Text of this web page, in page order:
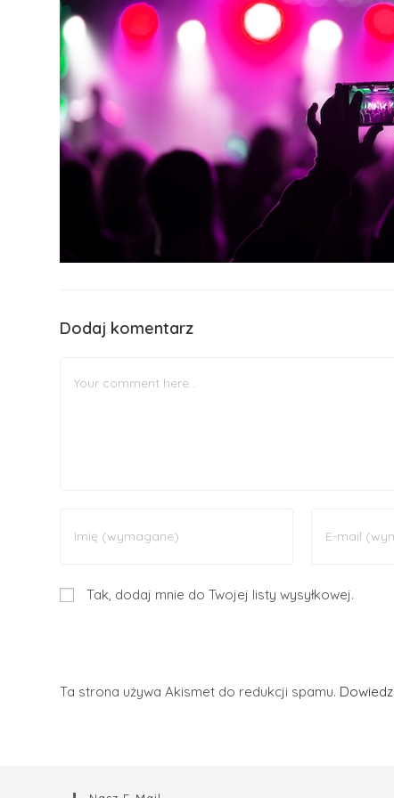
Dodaj komentarz
Tak, dodaj mnie do Twojej listy wysyłkowej.
Ta strona używa Akismet do redukcji spamu.